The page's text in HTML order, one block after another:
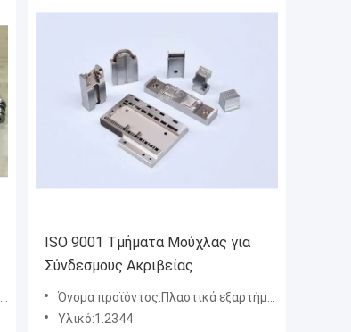
ISO 9001 Τμήματα Μούχλας για
Σύνδεσμους Ακριβείας
Όνομα προϊόντος:Πλαστικά εξαρτήματα καλουπιού
Υλικό:1.2344